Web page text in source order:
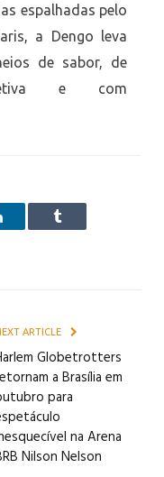
espalhadas pelo
a Dengo leva
de sabor, de
e com
LinkedIn Tumblr
ARTICLE
Globetrotters
a Brasília em
para
na Arena
Nilson Nelson